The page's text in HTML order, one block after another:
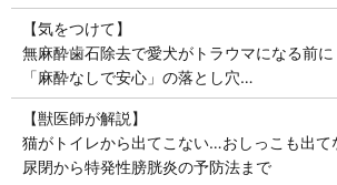
【気をつけて】
無麻酔歯石除去で愛犬がトラウマになる前に
「麻酔なしで安心」の落とし穴…
【獣医師が解説】
猫がトイレから出てこない…おしっこも出て
尿閉から特発性膀胱炎の予防法まで